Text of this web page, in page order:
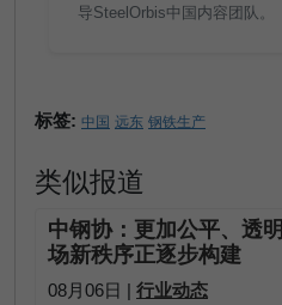
导SteelOrbis中国内容团队。
标签: 中国 远东 钢铁生产
类似报道
中钢协：更加公平、透
场新秩序正逐步构建
08月06日 | 行业动态